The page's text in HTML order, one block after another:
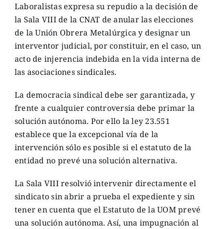
Laboralistas expresa su repudio a la decisión de
la Sala VIII de la CNAT de anular las elecciones
de la Unión Obrera Metalúrgica y designar un
interventor judicial, por constituir, en el caso, un
acto de injerencia indebida en la vida interna de
las asociaciones sindicales.
La democracia sindical debe ser garantizada, y
frente a cualquier controversia debe primar la
solución autónoma. Por ello la ley 23.551
establece que la excepcional vía de la
intervención sólo es posible si el estatuto de la
entidad no prevé una solución alternativa.
La Sala VIII resolvió intervenir directamente el
sindicato sin abrir a prueba el expediente y sin
tener en cuenta que el Estatuto de la UOM prevé
una solución autónoma. Así, una impugnación al